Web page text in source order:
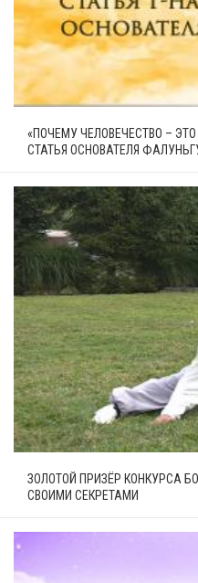
«ПОЧЕМУ ЧЕЛОВЕЧЕСТВО –
СТАТЬЯ ОСНОВАТЕЛЯ
ЗОЛОТОЙ ПРИЗЁР КОНКУРСА
СВОИМИ СЕКРЕТАМИ